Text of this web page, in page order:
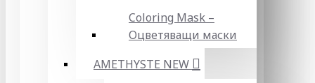
Coloring Mask –
Оцветяващи маски
AMETHYSTE NEW